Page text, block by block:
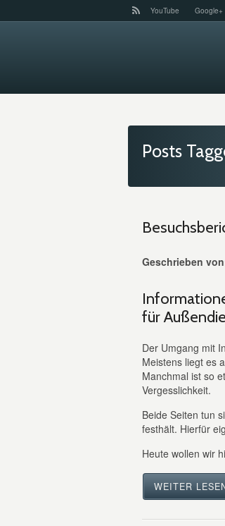
YouTube Google+
Posts
Geschrieben
für
Der Umgang mit
Meistens liegt es
Manchmal ist so
Vergesslichkeit.
Beide Seiten tun
festhält. Hierfür
Heute wollen wir
WEITER